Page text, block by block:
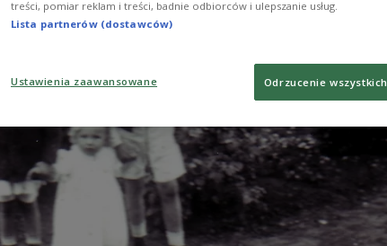
treści, pomiar reklam i treści, badnie odbiorców i ulepszanie usług.
Lista partnerów (dostawców)
Ustawienia zaawansowane Odrzucenie wszystkich